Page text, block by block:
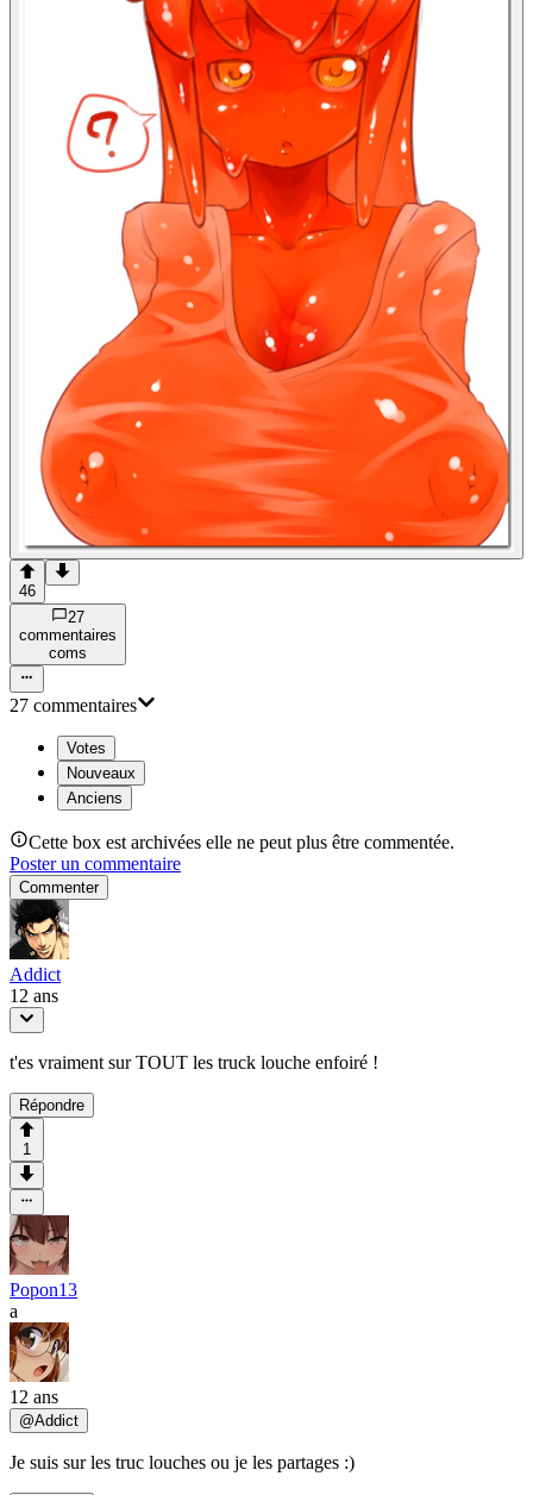
46
27
commentaires
coms
27 commentaires
Votes
Nouveaux
Anciens
Cette box est archivées elle ne peut plus être commentée.
Poster un commentaire
Commenter
Addict
12 ans
t'es vraiment sur TOUT les truck louche enfoiré !
Répondre
1
Popon13
a
12 ans
@Addict
Je suis sur les truc louches ou je les partages :)